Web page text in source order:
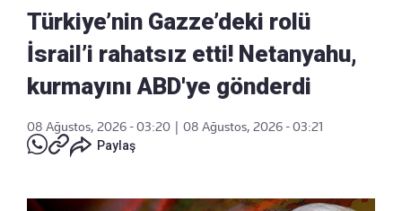
Türkiye’nin Gazze’deki rolü
İsrail’i rahatsız etti! Netanyahu,
kurmayını ABD'ye gönderdi
08 Ağustos, 2026 - 03:20
08 Ağustos, 2026 - 03:21
Paylaş